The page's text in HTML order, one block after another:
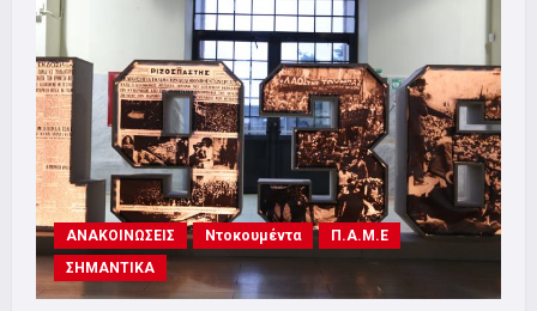
συλλαλητήριο
μπροστά
Νατοϊκό
Στρατηγείο
στο
Γ’
Σώμα
Στρατού
και
πορεία
στους
δρόμους
της
πόλης.
ΑΝΑΚΟΙΝΩΣΕΙΣ Ντοκουμέντα
Π.Α.Μ.Ε
ΣΗΜΑΝΤΙΚΑ